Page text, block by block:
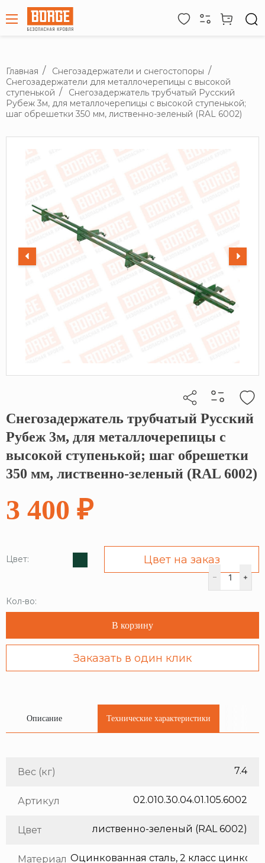
Главная
Снегозадержатели и снегостопоры
Снегозадержатели для металлочерепицы с высокой
ступенькой
Снегозадержатель трубчатый Русский
Рубеж 3м, для металлочерепицы с высокой ступенькой;
шаг обрешетки 350 мм, лиственно-зеленый (RAL 6002)
Кликните, чтобы скопировать прямую ссылку
Снегозадержатель трубчатый Русский
Рубеж 3м, для металлочерепицы с
высокой ступенькой; шаг обрешетки
350 мм, лиственно-зеленый (RAL 6002)
3 400 ₽
Цвет: Цвет на заказ
Кол-во:
В корзину
Заказать в один клик
Описание Технические характеристики
Вес (кг) 7.4
Артикул 02.010.30.04.01.105.6002
Цвет лиственно-зеленый (RAL 6002)
Материал